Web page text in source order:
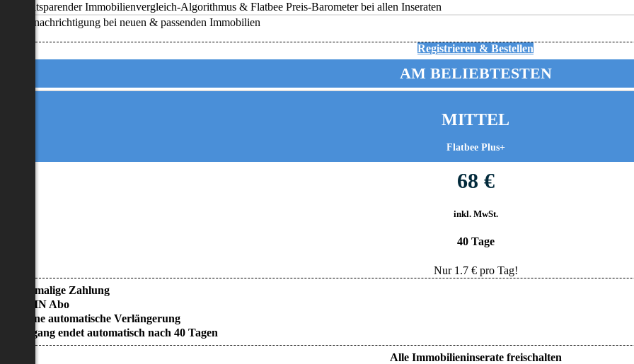
Zeitsparender Immobilienvergleich-Algorithmus & Flatbee Preis-Barometer bei allen Inseraten
Benachrichtigung bei neuen & passenden Immobilien
Registrieren & Bestellen
AM BELIEBTESTEN
MITTEL
Flatbee Plus+
68 €
inkl. MwSt.
40 Tage
Nur 1.7€ pro Tag!
• Einmalige Zahlung
• KEIN Abo
• Keine automatische Verlängerung
• Zugang endet automatisch nach 40 Tagen
Alle Immobilieninserate freischalten